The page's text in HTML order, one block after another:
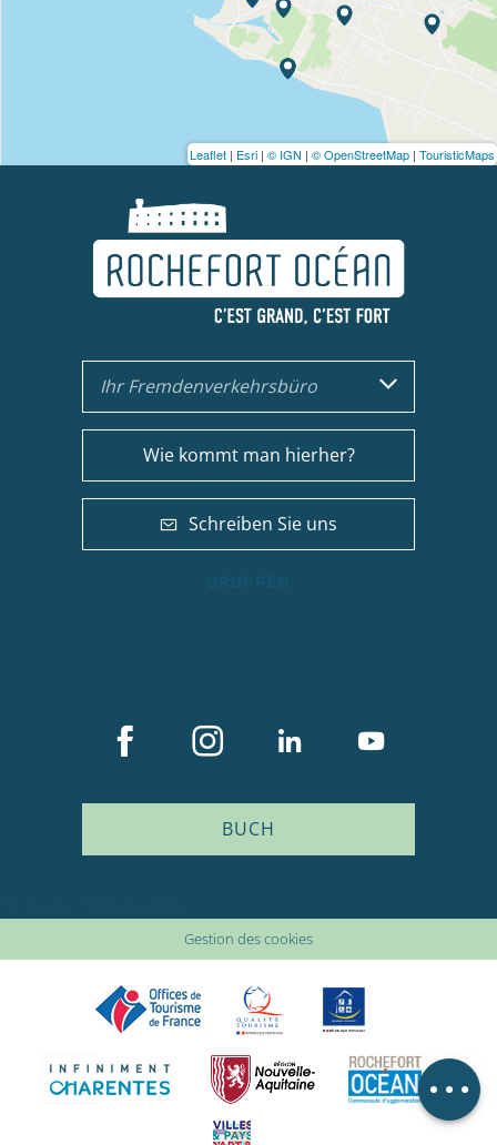
Beschreibung
Lageplan
Leaflet | Esri | © IGN | © OpenStreetMap | TouristicMaps
Ihr Fremdenverkehrsbüro
Wie kommt man hierher?
Schreiben Sie uns
BUCH
Gestion des cookies